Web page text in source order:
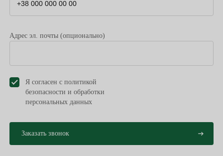
Адрес эл. почты (опционально)
Я согласен с политикой
безопасности и обработки
персональных данных